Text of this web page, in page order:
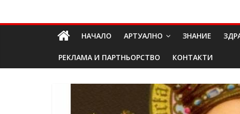
Долап
БГ
изкуство|
НАЧАЛО АРТУАЛНО ЗНАНИЕ
РЕКЛАМА И ПАРТНЬОРСТВО КОНТАКТИ